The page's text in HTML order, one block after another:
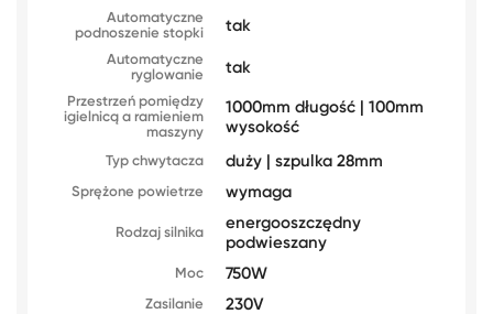
Automatyczne
podnoszenie stopki
tak
Automatyczne
ryglowanie
tak
Przestrzeń pomiędzy
igielnicą a ramieniem
maszyny
1000mm długość | 100mm
wysokość
Typ chwytacza duży | szpulka 28mm
Sprężone powietrze wymaga
Rodzaj silnika
energooszczędny
podwieszany
Moc 750W
Zasilanie 230V